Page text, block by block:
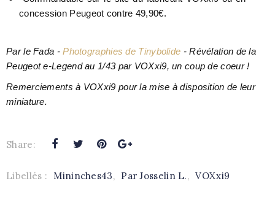
concession Peugeot contre 49,90€.
Par le Fada -Photographies de Tinybolide - Révélation de la
Peugeot e-Legend au 1/43 par VOXxi9, un coup de coeur !
Remerciements à VOXxi9 pour la mise à disposition de leur
miniature.
Share:
Libellés : Mininches43, Par Josselin L., VOXxi9